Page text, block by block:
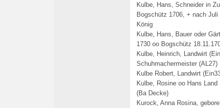
Kulbe, Hans, Schneider in
Bogschütz 1706, + nach
König
Kulbe, Hans, Bauer oder
1730 oo Bogschütz
Kulbe, Heinrich, Landwirt
Schuhmachermeister (AL27)
Kulbe Robert, Landwirt
Kulbe, Rosine oo Hans
(Ba Decke)
Kurock, Anna Rosina,